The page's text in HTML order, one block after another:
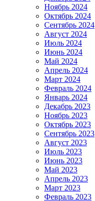
Ноябрь 2024
Октябрь 2024
Сентябрь 2024
Август 2024
Июль 2024
Июнь 2024
Май 2024
Апрель 2024
Март 2024
Февраль 2024
Январь 2024
Декабрь 2023
Ноябрь 2023
Октябрь 2023
Сентябрь 2023
Август 2023
Июль 2023
Июнь 2023
Май 2023
Апрель 2023
Март 2023
Февраль 2023